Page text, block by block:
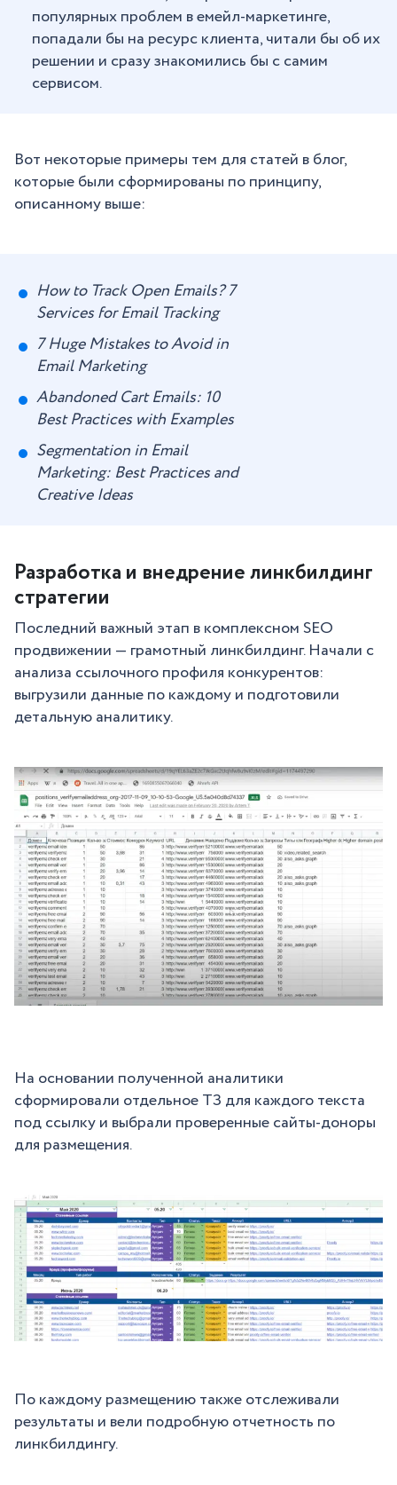
популярных проблем в емейл-маркетинге,
попадали бы на ресурс клиента, читали бы об их
решении и сразу знакомились бы с самим
сервисом.
Вот некоторые примеры тем для статей в блог,
которые были сформированы по принципу,
описанному выше:
How to Track Open Emails? 7
Services for Email Tracking
7 Huge Mistakes to Avoid in
Email Marketing
Abandoned Cart Emails: 10
Best Practices with Examples
Segmentation in Email
Marketing: Best Practices and
Creative Ideas
Разработка и внедрение линкбилдинг
стратегии
Последний важный этап в комплексном SEO
продвижении — грамотный линкбилдинг. Начали с
анализа ссылочного профиля конкурентов:
выгрузили данные по каждому и подготовили
детальную аналитику.
На основании полученной аналитики
сформировали отдельное ТЗ для каждого текста
под ссылку и выбрали проверенные сайты-доноры
для размещения.
По каждому размещению также отслеживали
результаты и вели подробную отчетность по
линкбилдингу.